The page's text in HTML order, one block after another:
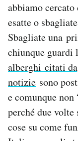
abbiamo
esatte o
Sbagliate una
chiunque guardi
alberghi citati
notizie sono
e comunque
perché due volte
cose su come